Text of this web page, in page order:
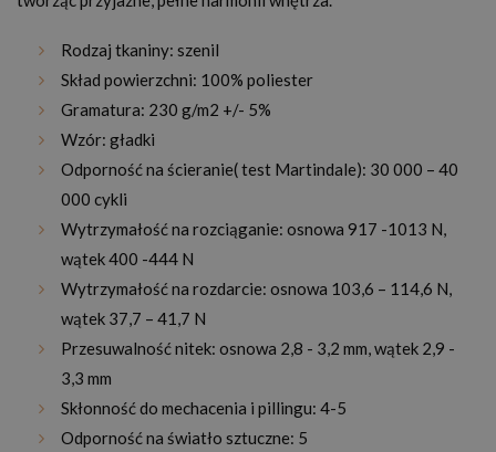
Rodzaj tkaniny: szenil
Skład powierzchni: 100% poliester
Gramatura: 230 g/m2 +/- 5%
Wzór: gładki
Odporność na ścieranie( test Martindale): 30 000 – 40
000 cykli
Wytrzymałość na rozciąganie: osnowa 917 -1013 N,
wątek 400 -444 N
Wytrzymałość na rozdarcie: osnowa 103,6 – 114,6 N,
wątek 37,7 – 41,7 N
Przesuwalność nitek: osnowa 2,8 - 3,2 mm, wątek 2,9 -
3,3 mm
Skłonność do mechacenia i pillingu: 4-5
Odporność na światło sztuczne: 5